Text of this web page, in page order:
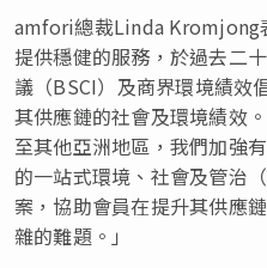
amfori總裁Linda Kromjong
提供穩健的服務，於過去二
議（BSCI）及商界環境績效
其供應鏈的社會及環境績效
至其他亞洲地區，我們加強
的一站式環境、社會及管治
案，協助會員在提升其供應
雜的難題。」